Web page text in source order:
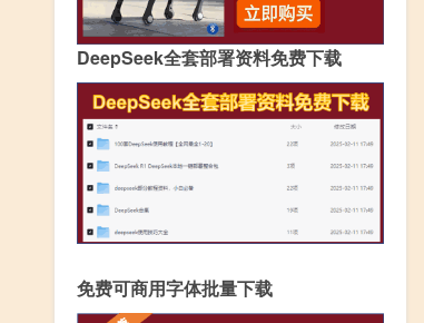
DeepSeek全套部署资料免费下载
免费可商用字体批量下载